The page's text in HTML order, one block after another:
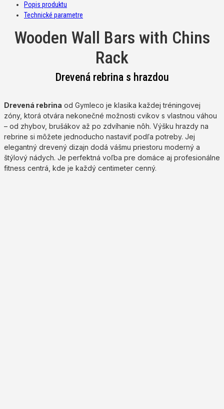
Popis produktu
Technické parametre
Wooden Wall Bars with Chins
Rack
Drevená rebrina s hrazdou
Drevená rebrina od Gymleco je klasika každej tréningovej
zóny, ktorá otvára nekonečné možnosti cvikov s vlastnou váhou
– od zhybov, brušákov až po zdvíhanie nôh. Výšku hrazdy na
rebrine si môžete jednoducho nastaviť podľa potreby. Jej
elegantný drevený dizajn dodá vášmu priestoru moderný a
štýlový nádych. Je perfektná voľba pre domáce aj profesionálne
fitness centrá, kde je každý centimeter cenný.